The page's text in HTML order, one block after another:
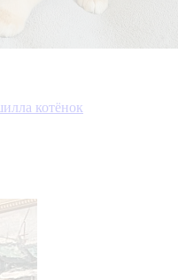
котёнок